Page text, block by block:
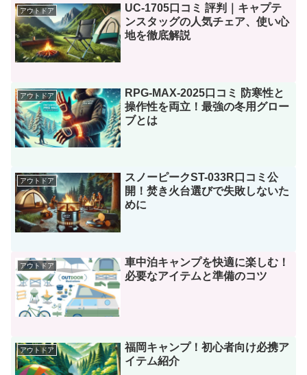
アウトドア
UC-1705口コミ 評判｜キャプテ
ンスタッグの人気チェア、使い心
地を徹底解説
アウトドア
RPG-MAX-2025口コミ 防寒性と
操作性を両立！最強の冬用グロー
ブとは
アウトドア
スノーピークST-033R口コミ公
開！焚き火台選びで失敗しないた
めに
アウトドア
車中泊キャンプを快適に楽しむ！
必要なアイテムと準備のコツ
アウトドア
福岡キャンプ！初心者向け必携ア
イテム紹介